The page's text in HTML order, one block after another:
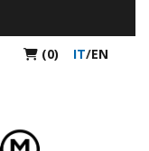
(0) IT/EN